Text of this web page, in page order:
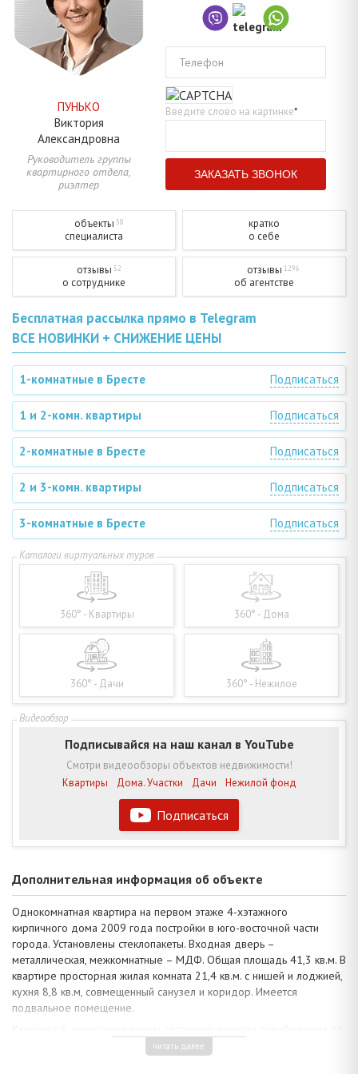
ПУНЬКО
Виктория
Александровна
Руководитель группы
квартирного отдела,
риэлтер
Телефон
Введите слово на картинке*
объекты 58
специалиста
кратко
о себе
отзывы 52
о сотруднике
отзывы 1296
об агентстве
Бесплатная рассылка прямо в Telegram
ВСЕ НОВИНКИ + СНИЖЕНИЕ ЦЕНЫ
1-комнатные в Бресте Подписаться
1 и 2-комн. квартиры Подписаться
2-комнатные в Бресте Подписаться
2 и 3-комн. квартиры Подписаться
3-комнатные в Бресте Подписаться
360° - Квартиры 360° - Дома
360° - Дачи 360° - Нежилое
Подписаться
Подписывайся на наш канал в YouTube
Смотри видеообзоры объектов недвижимости!
Квартиры
Дома. Участки Дачи Нежилой фонд
Дополнительная информация об объекте
Однокомнатная квартира на первом этаже 4-хэтажного
кирпичного дома 2009 года постройки в юго-восточной части
города. Установлены стеклопакеты. Входная дверь –
металлическая, межкомнатные – МДФ. Общая площадь 41,3 кв.м. В
квартире просторная жилая комната 21,4 кв.м. с нишей и лоджией,
кухня 8,8 кв.м, совмещенный санузел и коридор. Имеется
подвальное помещение.
мебели и предметов интерьера, в кухне остается встроенный
читать далее